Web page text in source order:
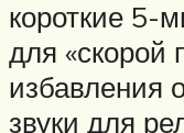
короткие 5-
для «скорой
избавления
звуки для